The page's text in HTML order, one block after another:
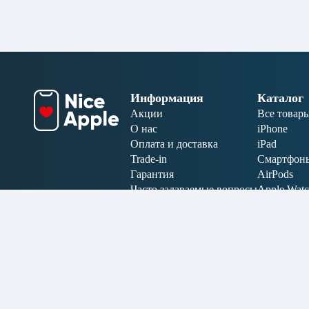
Информация
Акции
О нас
Оплата и доставка
Trade-in
Гарантия
Часто задаваемые вопросы
Каталог
Все
iPhone
iPad
AirPods
Apple